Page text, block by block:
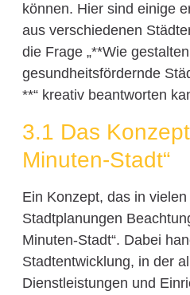
können. Hier sind einige
aus verschiedenen
die Frage „**Wie
gesundheitsfördernde
**“ kreativ beantworten
3.1 Das
Minuten-Stadt“
Ein Konzept, das in
Stadtplanungen
Minuten-Stadt“. Dabei
Stadtentwicklung, in der
Dienstleistungen und